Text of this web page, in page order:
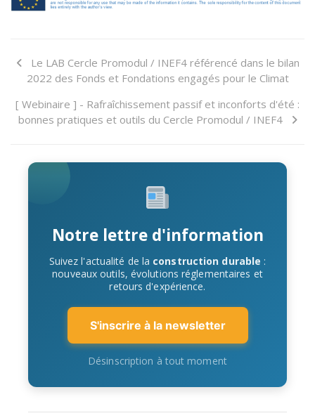
Le LAB Cercle Promodul / INEF4 référencé dans le bilan
2022 des Fonds et Fondations engagés pour le Climat
[ Webinaire ] - Rafraîchissement passif et inconforts d'été :
bonnes pratiques et outils du Cercle Promodul / INEF4
Notre lettre d'information
Suivez l'actualité de la construction durable :
nouveaux outils, évolutions réglementaires et
retours d'expérience.
S'inscrire à la newsletter
Désinscription à tout moment